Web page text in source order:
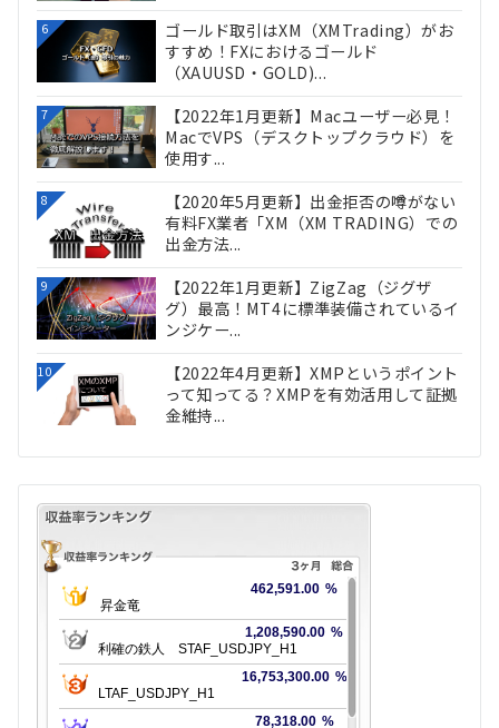
6
ゴールド取引はXM（XMTrading）がお
すすめ！FXにおけるゴールド
（XAUUSD・GOLD)...
7
【2022年1月更新】Macユーザー必見！
MacでVPS（デスクトップクラウド）を
使用す...
8
【2020年5月更新】出金拒否の噂がない
有料FX業者「XM（XM TRADING）での
出金方法...
9
【2022年1月更新】ZigZag（ジグザ
グ）最高！MT4に標準装備されているイ
ンジケー...
10
【2022年4月更新】XMPというポイント
って知ってる？XMPを有効活用して証拠
金維持...